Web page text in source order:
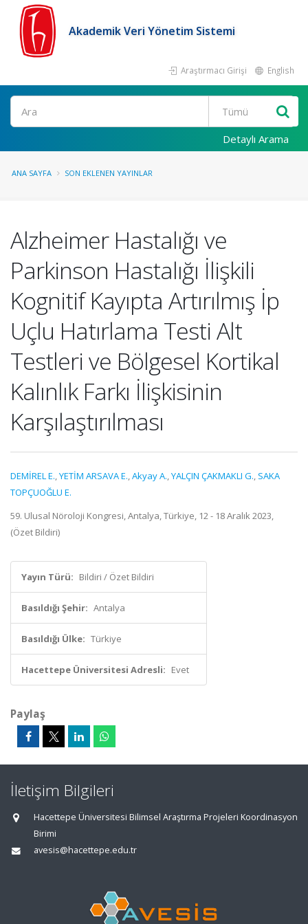
Akademik Veri Yönetim Sistemi
Araştırmacı Girişi English
Ara
Detaylı Arama
ANA SAYFA SON EKLENEN YAYINLAR
Alzheimer Hastalığı ve
Parkinson Hastalığı İlişkili
Kognitif Kayıpta Artırılmış İp
Uçlu Hatırlama Testi Alt
Testleri ve Bölgesel Kortikal
Kalınlık Farkı İlişkisinin
Karşılaştırılması
DEMİREL E.,YETİM ARSAVA E.,Akyay A.,YALÇIN ÇAKMAKLI G., SAKA
TOPÇUOĞLU E.
59. Ulusal Nöroloji Kongresi, Antalya, Türkiye, 12 - 18 Aralık 2023,
(Özet Bildiri)
Yayın Türü: Bildiri / Özet Bildiri
Basıldığı Şehir: Antalya
Basıldığı Ülke: Türkiye
Hacettepe Üniversitesi Adresli: Evet
Paylaş
İletişim Bilgileri
Hacettepe Üniversitesi Bilimsel Araştırma Projeleri Koordinasyon
Birimi
avesis@hacettepe.edu.tr